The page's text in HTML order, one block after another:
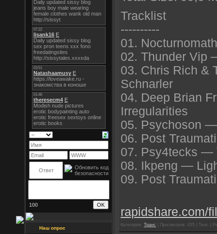
100
Наш опрос
Tracklist
----------
01.
02. Thunder Vip
03. Chris Rich &
Schnarler
04. Deep Brian
Irregularities
05. Psychoson
06. Post
07. Psy4tecks —
08. Ikpeng —
09. Post
rapidshare.com/
Категория: Транс | Просмотров: 435 | Теги: |